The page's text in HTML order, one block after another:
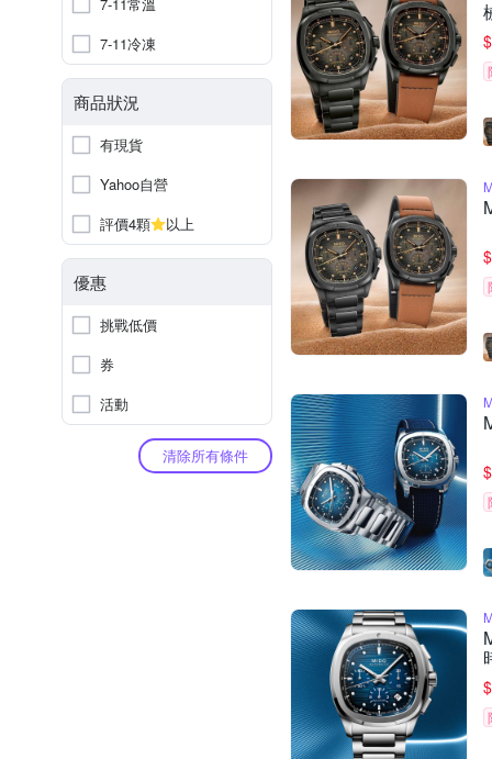
7-11冷凍
商品狀況
有現貨
Yahoo自營
評價4顆
以上
優惠
挑戰低價
券
活動
清除所有條件
$
$
$
$